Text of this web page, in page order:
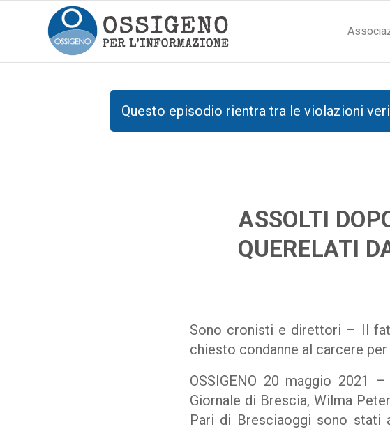
Questo episodio rientra tra le violazioni
ASSOLTI
QUERELATI
Sono cronisti e direttori – Il
chiesto condanne al carcere
OSSIGENO 20 maggio 2021
Giornale di Brescia, Wilma
Pari di Bresciaoggi sono stati